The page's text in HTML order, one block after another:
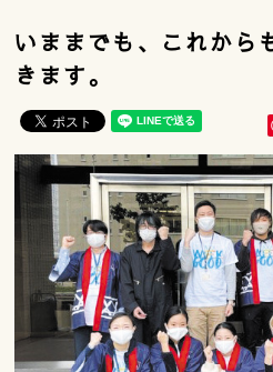
いままでも、これから
きます。